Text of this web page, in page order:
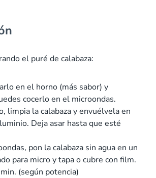
el puré de calabaza:
en el horno (más sabor) y
cocerlo en el microondas.
limpia la calabaza y envuélvela en
Deja asar hasta que esté
pon la calabaza sin agua en un
para micro y tapa o cubre con film.
(según potencia)